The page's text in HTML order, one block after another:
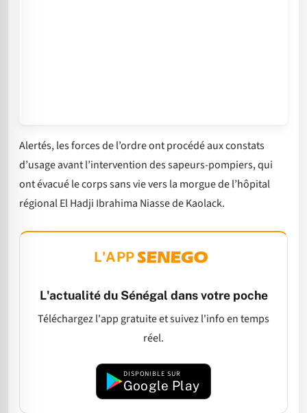
Alertés, les forces de l’ordre ont procédé aux constats
d’usage avant l’intervention des sapeurs-pompiers, qui
ont évacué le corps sans vie vers la morgue de l’hôpital
régional El Hadji Ibrahima Niasse de Kaolack.
L'APP
L'actualité du Sénégal dans votre poche
Téléchargez l'app gratuite et suivez l'info en temps
réel.
DISPONIBLE SUR
Google Play